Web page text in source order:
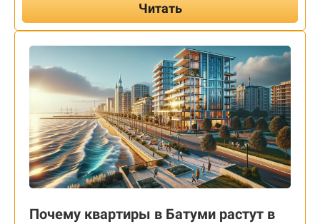
Читать
Почему квартиры в Батуми растут в